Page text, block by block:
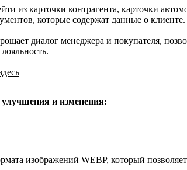
из карточки контрагента, карточки
которые содержат данные о
диалог менеджера и покупателя,
улучшения и изменения:
изображений WEBP, который